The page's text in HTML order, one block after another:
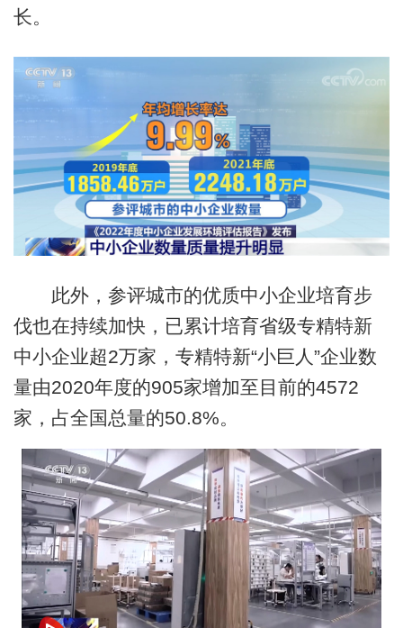
长。
此外，参评城市的优质中小企业培育步
伐也在持续加快，已累计培育省级专精特新
中小企业超2万家，专精特新“小巨人”企业数
量由2020年度的905家增加至目前的4572
家，占全国总量的50.8%。